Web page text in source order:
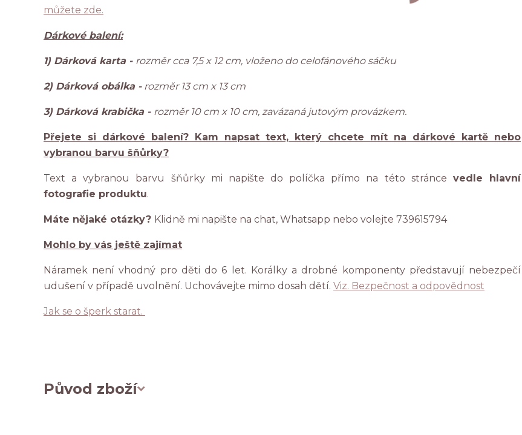
můžete zde.
Dárkové balení:
1) Dárková karta - rozměr cca 7,5 x 12 cm, vloženo do celofánového sáčku
2) Dárková obálka -rozměr 13 cm x 13 cm
3) Dárková krabička - rozměr 10 cm x 10 cm, zavázaná jutovým provázkem.
Přejete si dárkové balení? Kam napsat text, který chcete mít na dárkové kartě nebo
vybranou barvu šňůrky?
Text a vybranou barvu šňůrky mi napište do políčka přímo na této stránce vedle hlavní
fotografie produktu.
Máte nějaké otázky? Klidně mi napište na chat, Whatsapp nebo volejte 739615794
Mohlo by vás ještě zajímat
Náramek není vhodný pro děti do 6 let. Korálky a drobné komponenty představují nebezpečí
udušení v případě uvolnění. Uchovávejte mimo dosah dětí. Viz. Bezpečnost a odpovědnost
Jak se o šperk starat.
Původ zboží